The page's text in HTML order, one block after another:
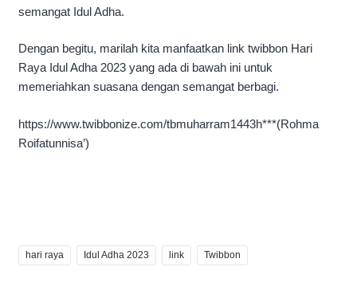
semangat Idul Adha.
Dengan begitu, marilah kita manfaatkan link twibbon Hari
Raya Idul Adha 2023 yang ada di bawah ini untuk
memeriahkan suasana dengan semangat berbagi.
https://www.twibbonize.com/tbmuharram1443h***(Rohma
Roifatunnisa’)
hari raya Idul Adha 2023 link Twibbon